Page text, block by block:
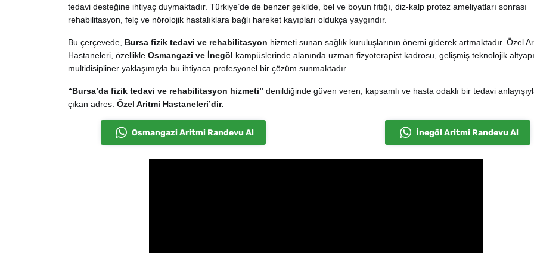
tedavi desteğine ihtiyaç duymaktadır. Türkiye’de de benzer şekilde, bel ve boyun fıtığı, diz-kalp protez ameliyatları sonrası
rehabilitasyon, felç ve nörolojik hastalıklara bağlı hareket kayıpları oldukça yaygındır.
Bu çerçevede, Bursa fizik tedavi ve rehabilitasyon hizmeti sunan sağlık kuruluşlarının önemi giderek artmaktadır. Özel
Hastaneleri, özellikle Osmangazi ve İnegöl kampüslerinde alanında uzman fizyoterapist kadrosu, gelişmiş teknolojik
multidisipliner yaklaşımıyla bu ihtiyaca profesyonel bir çözüm sunmaktadır.
“Bursa’da fizik tedavi ve rehabilitasyon hizmeti” denildiğinde güven veren, kapsamlı ve hasta odaklı bir tedavi
çıkan adres: Özel Aritmi Hastaneleri’dir.
Osmangazi Aritmi Randevu Al İnegöl Aritmi Randevu Al